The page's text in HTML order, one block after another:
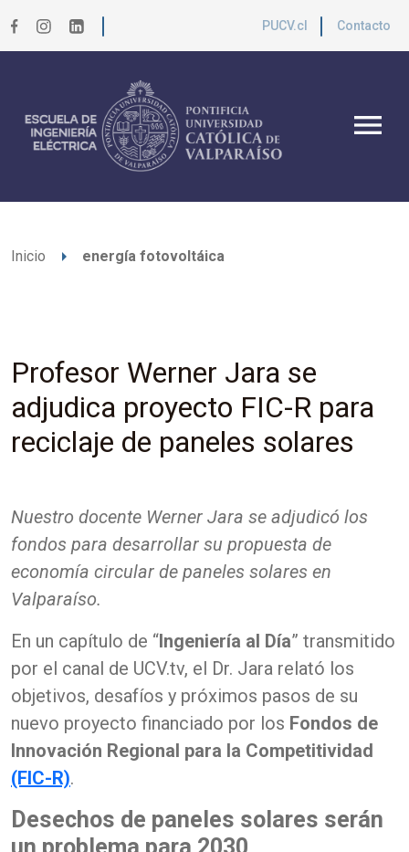
PUCV.cl Contacto
menu
Inicio arrow_right energía fotovoltáica
Profesor Werner Jara se
adjudica proyecto FIC-R para
reciclaje de paneles solares
Nuestro docente Werner Jara se adjudicó los
fondos para desarrollar su propuesta de
economía circular de paneles solares en
Valparaíso.
En un capítulo de “Ingeniería al Día” transmitido
por el canal de UCV.tv, el Dr. Jara relató los
objetivos, desafíos y próximos pasos de su
nuevo proyecto financiado por los Fondos de
Innovación Regional para la Competitividad
(FIC-R).
Desechos de paneles solares serán